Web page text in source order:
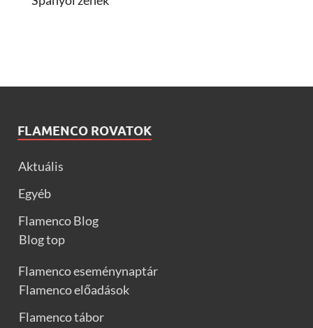
FLAMENCO ROVATOK
Aktuális
Egyéb
Flamenco Blog
Blog top
Flamenco eseménynaptár
Flamenco előadások
Flamenco tábor